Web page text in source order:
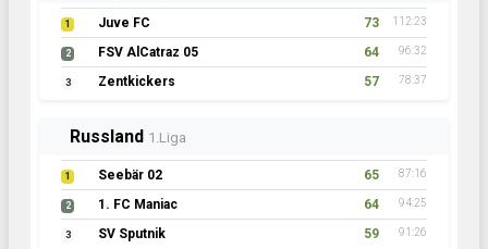
1 Juve FC 73 112:23
2 FSV AlCatraz 05 64 96:32
3 Zentkickers 57 78:37
Russland 1.Liga
1 Seebär 02 65 87:16
2 1. FC Maniac 64 94:25
3 SV Sputnik 59 91:26